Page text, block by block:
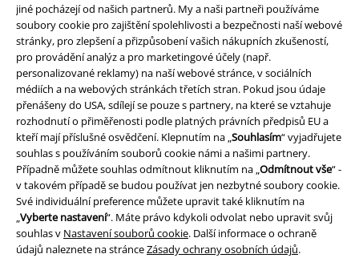
jiné pocházejí od našich partnerů. My a naši partneři používáme
soubory cookie pro zajištění spolehlivosti a bezpečnosti naší webové
stránky, pro zlepšení a přizpůsobení vašich nákupních zkušeností,
pro provádění analýz a pro marketingové účely (např.
personalizované reklamy) na naší webové stránce, v sociálních
médiích a na webových stránkách třetích stran. Pokud jsou údaje
přenášeny do USA, sdílejí se pouze s partnery, na které se vztahuje
rozhodnutí o přiměřenosti podle platných právních předpisů EU a
kteří mají příslušné osvědčení. Klepnutím na „Souhlasím“ vyjadřujete
souhlas s používáním souborů cookie námi a našimi partnery.
Případně můžete souhlas odmítnout kliknutím na „Odmítnout vše“ -
v takovém případě se budou používat jen nezbytné soubory cookie.
Své individuální preference můžete upravit také kliknutím na
„Vyberte nastavení“. Máte právo kdykoli odvolat nebo upravit svůj
souhlas v Nastavení souborů cookie. Další informace o ochraně
údajů naleznete na stránceZásady ochrany osobních údajů.
Podmínky
Prohlášení
Ochrana osobních údajů
Likvidace odpadu a ochrana životního prostředí
Prohlášení o shodě
Informace o přístupnosti
Nastavení souborů cookie